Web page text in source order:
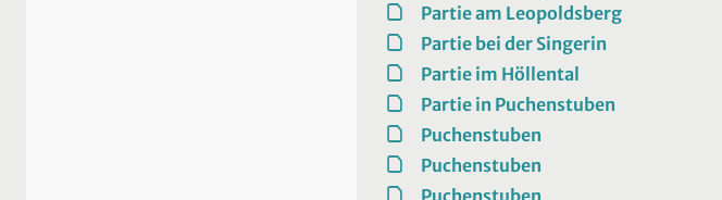
Partie am Leopoldsberg
Partie bei der Singerin
Partie im Höllental
Partie in Puchenstuben
Puchenstuben
Puchenstuben
Puchenstuben